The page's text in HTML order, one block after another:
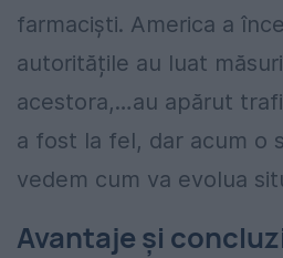
farmaciști. America a
autoritățile au luat
acestora,…au apărut
a fost la fel, dar acum o
vedem cum va evolua
Avantaje și